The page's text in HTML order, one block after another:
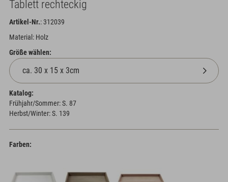
Tablett rechteckig
Artikel-Nr.: 312039
Material: Holz
Größe wählen:
Katalog:
Frühjahr/Sommer: S. 87
Herbst/Winter: S. 139
Farben: